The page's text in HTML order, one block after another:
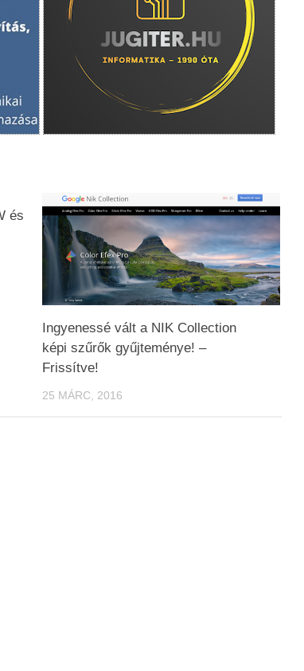
és
Ingyenessé vált a NIK Collection
képi szűrők gyűjteménye! –
Frissítve!
25 MÁRC, 2016